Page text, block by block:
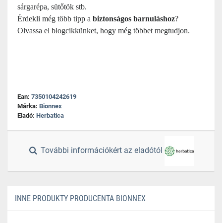
sárgarépa, sütőtök stb.
Érdekli még több tipp a biztonságos barnuláshoz?
Olvassa el blogcikkünket, hogy még többet megtudjon.
Ean: 7350104242619
Márka: Bionnex
Eladó: Herbatica
További információkért az eladótól
INNE PRODUKTY PRODUCENTA BIONNEX